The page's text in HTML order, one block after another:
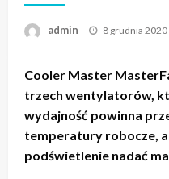
admin Napisano
8 grudnia 2020
Cooler Master
trzech wentylatorów,
wydajność powinna
temperatury robocze,
podświetlenie nadać